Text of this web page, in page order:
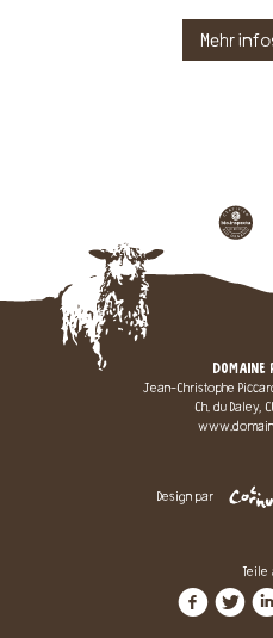
Mehr
DOMAINE
Jean-Christophe
Ch. du Daley,
Design par
Teile
ft